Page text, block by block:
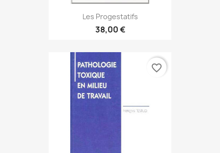
Les Progestatifs
38,00 €
favorite_border